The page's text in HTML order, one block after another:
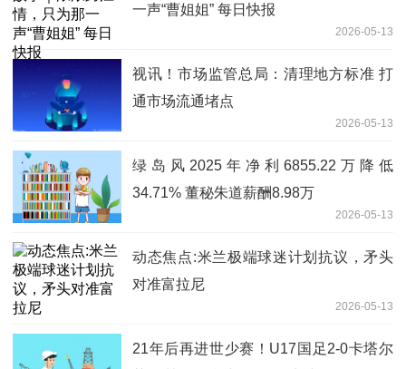
一声“曹姐姐” 每日快报
2026-05-13
视讯！市场监管总局：清理地方标准 打
通市场流通堵点
2026-05-13
绿岛风2025年净利6855.22万降低
34.71% 董秘朱道薪酬8.98万
2026-05-13
动态焦点:米兰极端球迷计划抗议，矛头
对准富拉尼
2026-05-13
21年后再进世少赛！U17国足2-0卡塔尔